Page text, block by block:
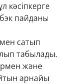
кәсіпкерге
пайданы
сатып
табылады.
және
арнайы